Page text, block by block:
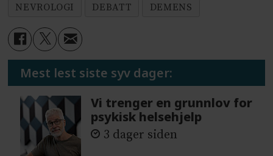
NEVROLOGI DEBATT DEMENS
Mest lest siste syv dager:
Vi trenger en grunnlov for
psykisk helsehjelp
3 dager siden